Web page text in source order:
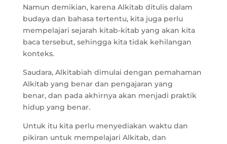
Namun demikian, karena Alkitab ditulis dalam
budaya dan bahasa tertentu, kita juga perlu
mempelajari sejarah kitab-kitab yang akan kita
baca tersebut, sehingga kita tidak kehilangan
konteks.
Saudara, Alkitabiah dimulai dengan pemahaman
Alkitab yang benar dan pengajaran yang
benar, dan pada akhirnya akan menjadi praktik
hidup yang benar.
Untuk itu kita perlu menyediakan waktu dan
pikiran untuk mempelajari Alkitab, dan